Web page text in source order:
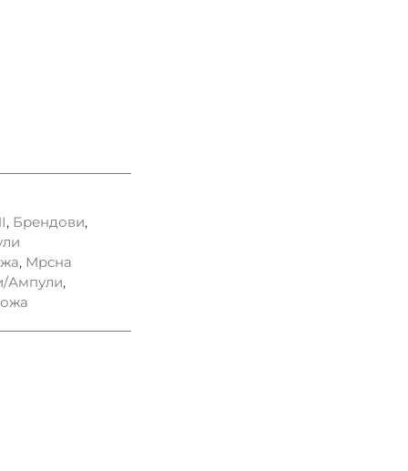
, Брендови,
, Мрсна
Ампули,